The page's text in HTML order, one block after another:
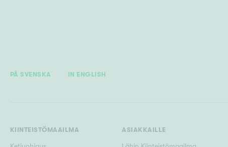
PÅ SVENSKA IN ENGLISH
KIINTEISTÖMAAILMA ASIAKKAILLE